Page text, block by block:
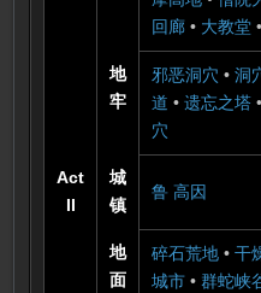
回廊 • 大教堂
地
牢
邪恶洞穴 •洞
道 •遗忘之塔
穴
Act
II
城
镇
鲁 高因
地
面
碎石荒地 •干
城市 •群蛇峡